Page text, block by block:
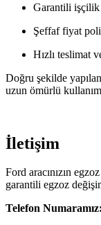
Garantili işçilik
Şeffaf fiyat
Hızlı teslimat
Doğru şekilde
uzun ömürlü
İletişim
Ford aracınızın
garantili egzoz
Telefon